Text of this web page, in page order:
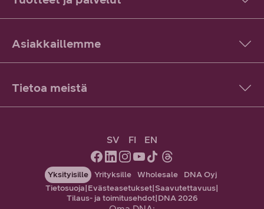
Asiakkaillemme
Tietoa meistä
SV FI EN
Yksityisille Yrityksille Wholesale
DNA Oyj
Tietosuoja|Evästeasetukset|Saavutettavuus|
Tilaus- ja toimitusehdot|DNA 2026